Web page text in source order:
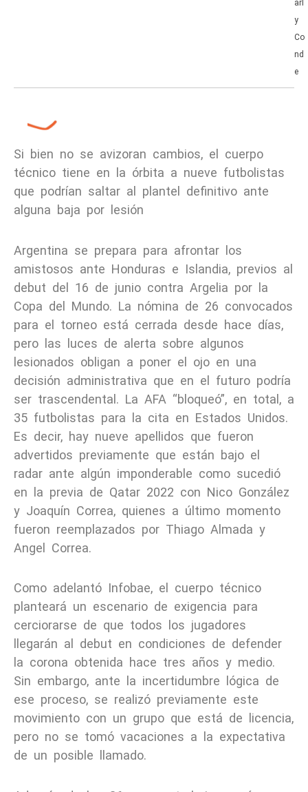
Si bien no se avizoran cambios, el cuerpo
técnico tiene en la órbita a nueve futbolistas
que podrían saltar al plantel definitivo ante
alguna baja por lesión
Argentina se prepara para afrontar los
amistosos ante Honduras e Islandia, previos al
debut del 16 de junio contra Argelia por la
Copa del Mundo. La nómina de 26 convocados
para el torneo está cerrada desde hace días,
pero las luces de alerta sobre algunos
lesionados obligan a poner el ojo en una
decisión administrativa que en el futuro podría
ser trascendental. La AFA “bloqueó”, en total, a
35 futbolistas para la cita en Estados Unidos.
Es decir, hay nueve apellidos que fueron
advertidos previamente que están bajo el
radar ante algún imponderable como sucedió
en la previa de Qatar 2022 con Nico González
y Joaquín Correa, quienes a último momento
fueron reemplazados por Thiago Almada y
Angel Correa.
Como adelantó Infobae, el cuerpo técnico
planteará un escenario de exigencia para
cerciorarse de que todos los jugadores
llegarán al debut en condiciones de defender
la corona obtenida hace tres años y medio.
Sin embargo, ante la incertidumbre lógica de
ese proceso, se realizó previamente este
movimiento con un grupo que está de licencia,
pero no se tomó vacaciones a la expectativa
de un posible llamado.